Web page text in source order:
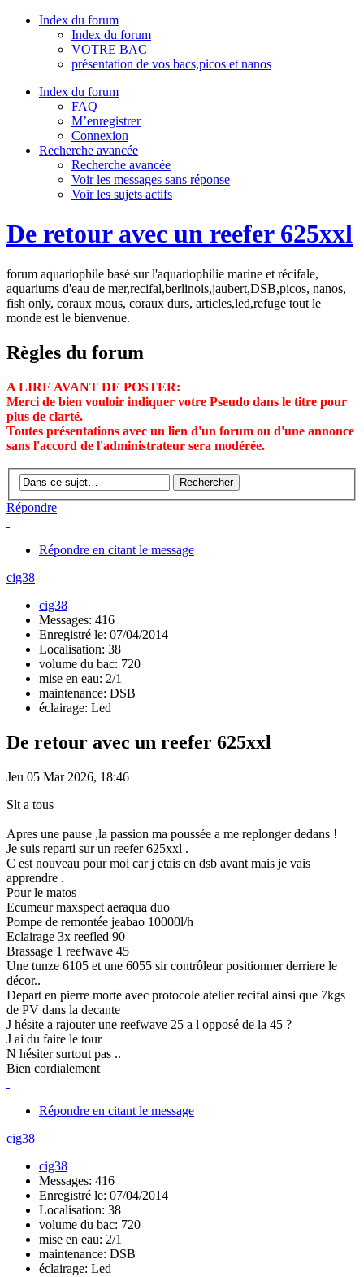
Index du forum
Index du forum
VOTRE BAC
présentation de vos bacs,picos et nanos
Index du forum
FAQ
M’enregistrer
Connexion
Recherche avancée
Recherche avancée
Voir les messages sans réponse
Voir les sujets actifs
De retour avec un reefer 625xxl
forum aquariophile basé sur l'aquariophilie marine et récifale,
aquariums d'eau de mer,recifal,berlinois,jaubert,DSB,picos, nanos,
fish only, coraux mous, coraux durs, articles,led,refuge tout le
monde est le bienvenue.
Règles du forum
A LIRE AVANT DE POSTER:
Merci de bien vouloir indiquer votre Pseudo dans le titre pour
plus de clarté.
Toutes présentations avec un lien d'un forum ou d'une annonce
sans l'accord de l'administrateur sera modérée.
Répondre
Répondre en citant le message
cig38
cig38
Messages: 416
Enregistré le: 07/04/2014
Localisation: 38
volume du bac: 720
mise en eau: 2/1
maintenance: DSB
éclairage: Led
De retour avec un reefer 625xxl
Jeu 05 Mar 2026, 18:46
Slt a tous
Apres une pause ,la passion ma poussée a me replonger dedans !
Je suis reparti sur un reefer 625xxl .
C est nouveau pour moi car j etais en dsb avant mais je vais
apprendre .
Pour le matos
Ecumeur maxspect aeraqua duo
Pompe de remontée jeabao 10000l/h
Eclairage 3x reefled 90
Brassage 1 reefwave 45
Une tunze 6105 et une 6055 sir contrôleur positionner derriere le
décor..
Depart en pierre morte avec protocole atelier recifal ainsi que 7kgs
de PV dans la decante
J hésite a rajouter une reefwave 25 a l opposé de la 45 ?
J ai du faire le tour
N hésiter surtout pas ..
Bien cordialement
Répondre en citant le message
cig38
cig38
Messages: 416
Enregistré le: 07/04/2014
Localisation: 38
volume du bac: 720
mise en eau: 2/1
maintenance: DSB
éclairage: Led